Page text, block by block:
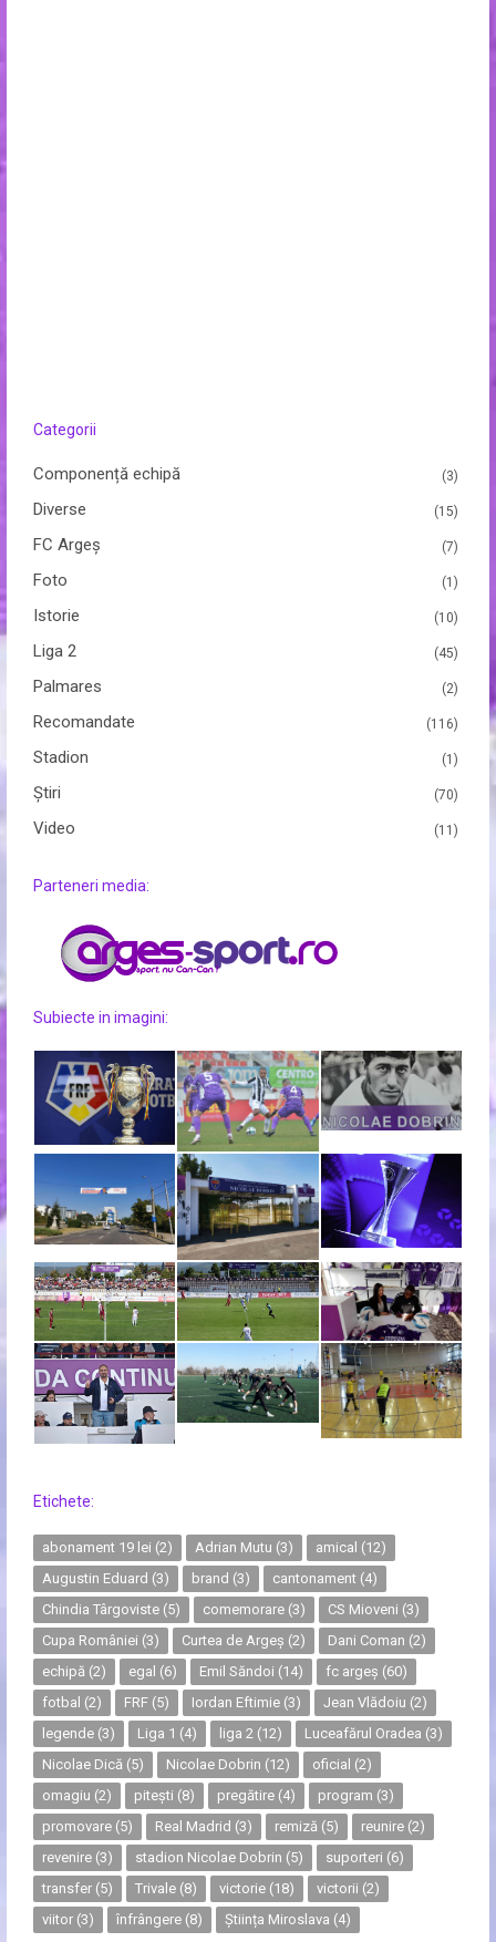
Categorii
Componență echipă (3)
Diverse (15)
FC Argeș (7)
Foto (1)
Istorie (10)
Liga 2 (45)
Palmares (2)
Recomandate (116)
Stadion (1)
Ştiri (70)
Video (11)
Parteneri media:
Subiecte in imagini:
Etichete:
abonament 19 lei (2) Adrian Mutu (3) amical (12)
Augustin Eduard (3) brand (3) cantonament(4)
Chindia Târgoviste(5) comemorare(3) CS Mioveni (3)
Cupa României (3) Curtea de Argeș (2) Dani Coman (2)
echipă(2) egal (6) Emil Săndoi (14) fc argeș (60)
fotbal (2) FRF(5) Iordan Eftimie(3) Jean Vlădoiu (2)
legende(3) Liga 1 (4) liga 2(12) Luceafărul Oradea (3)
Nicolae Dică(5) Nicolae Dobrin (12) oficial (2)
omagiu (2) pitești (8) pregătire(4) program (3)
promovare(5) Real Madrid (3) remiză(5) reunire(2)
revenire(3) stadion Nicolae Dobrin (5) suporteri (6)
transfer(5) Trivale(8) victorie(18) victorii (2)
viitor(3) înfrângere(8) Știința Miroslava (4)